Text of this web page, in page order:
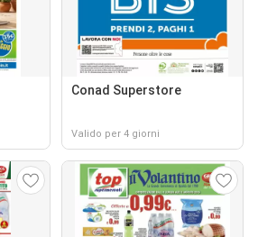
Conad Superstore
Valido per 4 giorni